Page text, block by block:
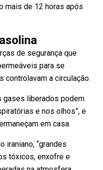
mais de 12 horas após
de segurança que
para se
a circulação.
gases liberados podem
e nos olhos”, e
em casa.
iraniano, “grandes
tóxicos, enxofre e